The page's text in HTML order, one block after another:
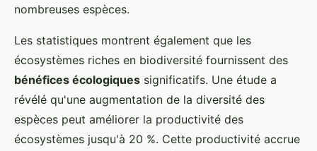
nombreuses espèces.
Les statistiques montrent également que les
écosystèmes riches en biodiversité fournissent des
bénéfices écologiques significatifs. Une étude a
révélé qu'une augmentation de la diversité des
espèces peut améliorer la productivité des
écosystèmes jusqu'à 20 %. Cette productivité accrue